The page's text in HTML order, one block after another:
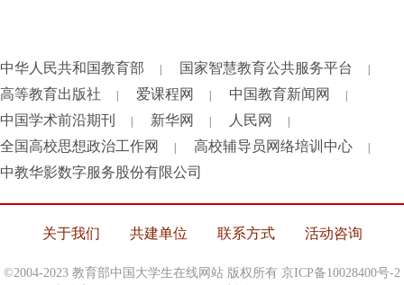
中华人民共和国教育部 国家智慧教育公共服务平台
高等教育出版社 爱课程网 中国教育新闻网
中国学术前沿期刊 新华网 人民网
全国高校思想政治工作网 高校辅导员网络培训中心
中教华影数字服务股份有限公司
关于我们 共建单位 联系方式 活动咨询
©2004-2023 教育部中国大学生在线网站 版权所有 京ICP备10028400号-2